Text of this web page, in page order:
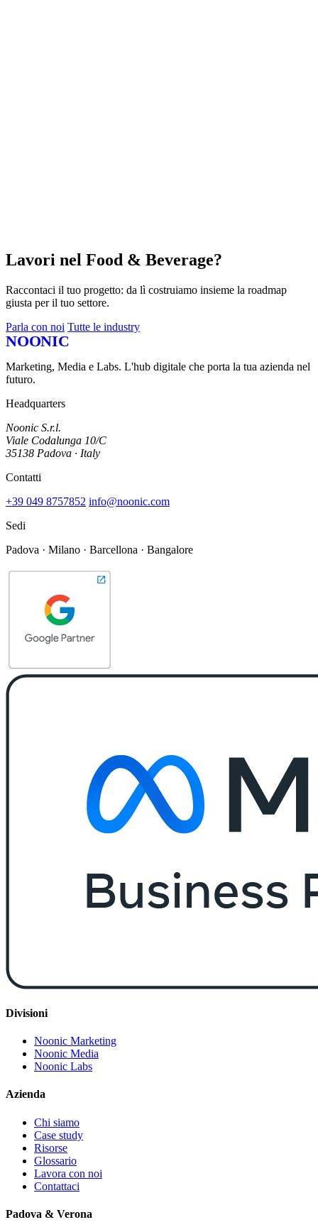
Lavori nel Food & Beverage?
Raccontaci il tuo progetto: da lì costruiamo insieme la roadmap
giusta per il tuo settore.
Parla con noi Tutte le industry
NOONIC
Marketing, Media e Labs. L'hub digitale che porta la tua azienda nel
futuro.
Headquarters
Noonic S.r.l.
Viale Codalunga 10/C
35138 Padova · Italy
Contatti
+39 049 8757852 info@noonic.com
Sedi
Padova · Milano · Barcellona · Bangalore
Divisioni
Noonic Marketing
Noonic Media
Noonic Labs
Azienda
Chi siamo
Case study
Risorse
Glossario
Lavora con noi
Contattaci
Padova & Verona